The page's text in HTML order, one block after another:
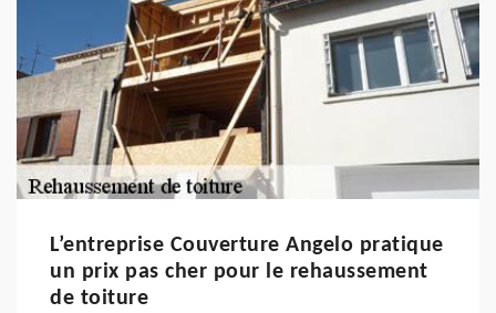
L’entreprise Couverture Angelo pratique
un prix pas cher pour le rehaussement
de toiture